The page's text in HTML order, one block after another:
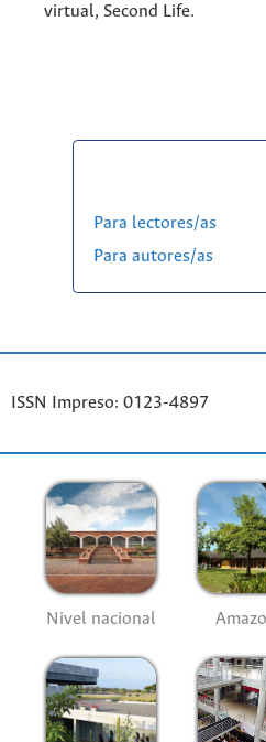
virtual, Second Life.
Para lectores/as
Para autores/as
ISSN Impreso: 0123-4897
Nivel nacional